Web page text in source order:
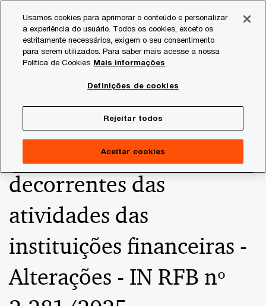
content
footer
Consultoria Tributária
Tratamento tributário
aplicável às perdas no
recebimento de créditos
decorrentes das
atividades das
instituições financeiras -
Alterações - IN RFB nº
Usamos cookies para aprimorar o conteúdo e personalizar
a experiência do usuário. Todos os cookies, exceto os
estritamente necessários, exigem o seu consentimento
para serem utilizados. Para saber mais acesse a nossa
Política de Cookies Mais informações
Definições de cookies
Rejeitar todos
Aceitar cookies